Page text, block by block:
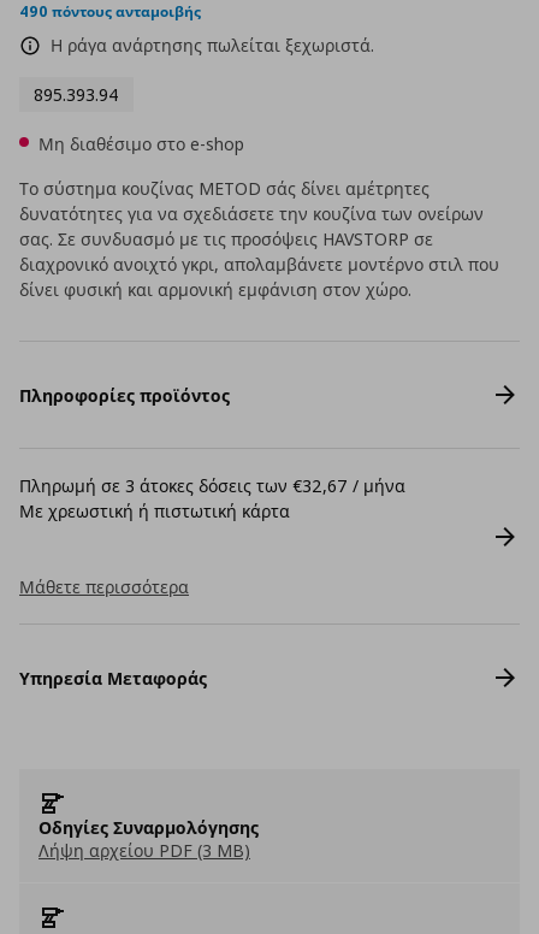
490 πόντους ανταμοιβής
Η ράγα ανάρτησης πωλείται ξεχωριστά.
895.393.94
Μη διαθέσιμο στο e-shop
Το σύστημα κουζίνας METOD σάς δίνει αμέτρητες
δυνατότητες για να σχεδιάσετε την κουζίνα των ονείρων
σας. Σε συνδυασμό με τις προσόψεις HAVSTORP σε
διαχρονικό ανοιχτό γκρι, απολαμβάνετε μοντέρνο στιλ που
δίνει φυσική και αρμονική εμφάνιση στον χώρο.
Πληροφορίες προϊόντος
Πληρωμή σε 3 άτοκες δόσεις των €32,67 / μήνα
Με χρεωστική ή πιστωτική κάρτα
Μάθετε περισσότερα
Υπηρεσία Μεταφοράς
Οδηγίες Συναρμολόγησης
Λήψη αρχείου PDF (3 MB)